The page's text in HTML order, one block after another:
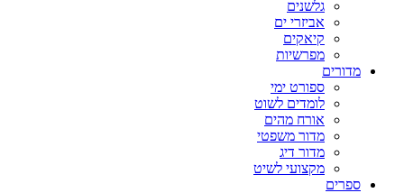
גלשנים
אביזרי ים
קיאקים
מפרשיות
מדורים
ספורט ימי
לומדים לשוט
אורח מהים
מדור משפטי
מדור דיג
מקצועי לשיט
ספרים